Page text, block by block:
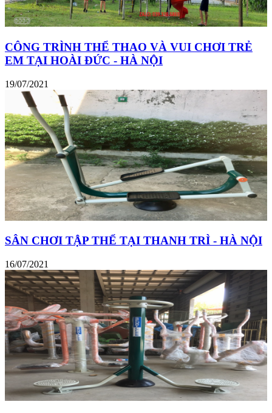
CÔNG TRÌNH THỂ THAO VÀ VUI CHƠI TRẺ
EM TẠI HOÀI ĐỨC - HÀ NỘI
19/07/2021
SÂN CHƠI TẬP THỂ TẠI THANH TRÌ - HÀ NỘI
16/07/2021